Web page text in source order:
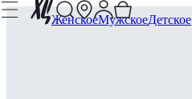
ЖенскоеМужскоеДетское